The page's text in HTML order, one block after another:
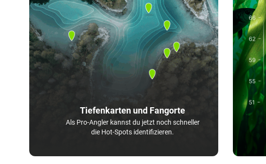
Tiefenkarten und Fangorte
Als Pro-Angler kannst du jetzt noch schneller
die Hot-Spots identifizieren.